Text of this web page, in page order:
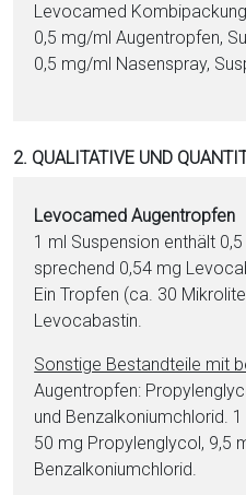
Levocamed Kombipackung
0,5 mg/ml Augentropfen,
0,5 mg/ml Nasenspray,
2. QUALITATIVE UND
Levocamed Augentropfen
1 ml Suspension enthält
sprechend 0,54 mg
Ein Tropfen (ca. 30
Le­vo­ca­bas­tin.
Sonstige Be­stand­tei­le mit
Augentropfen:
und Benz­al­ko­nium­chlo­rid.
50 mg Pro­py­len­gly­col, 9,5
Benz­al­ko­nium­chlo­rid.